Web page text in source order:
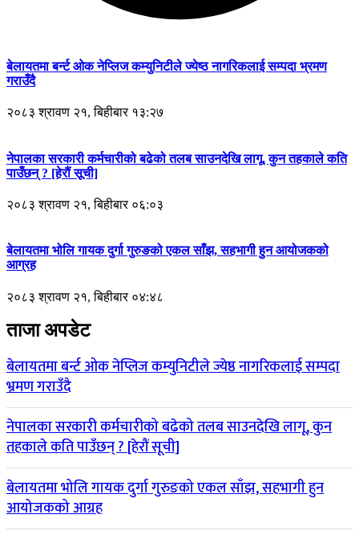
बेलायतमा बर्न्ट ओक नेप्लिज कम्युनिटीले ज्येष्ठ नागरिकलाई सम्पदा भ्रमण
गराउँदै
२०८३ श्रावण २१, बिहीबार १३:२७
नेपालका सरकारी कर्मचारीको बढेको तलब साउनदेखि लागू, कुन तहकाले कति
पाउँछन् ? [हेरौं सूची]
२०८३ श्रावण २१, बिहीबार ०६:०३
बेलायतमा भोलि गायक दुर्गा गुरुङको एकल साँझ, सहभागी हुन आयोजकको
आग्रह
२०८३ श्रावण २१, बिहीबार ०४:४८
ताजा अपडेट
बेलायतमा बर्न्ट ओक नेप्लिज कम्युनिटीले ज्येष्ठ नागरिकलाई सम्पदा
भ्रमण गराउँदै
नेपालका सरकारी कर्मचारीको बढेको तलब साउनदेखि लागू, कुन
तहकाले कति पाउँछन् ? [हेरौं सूची]
बेलायतमा भोलि गायक दुर्गा गुरुङको एकल साँझ, सहभागी हुन
आयोजकको आग्रह